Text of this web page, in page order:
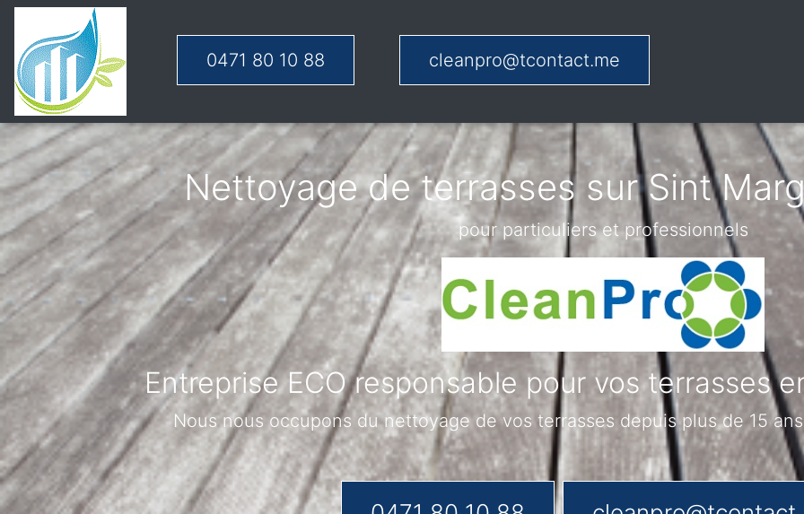
0471 80 10 88 cleanpro@tcontact.me
Nettoyage de terrasses sur Sint
pour particuliers et professionnels
Entreprise ECO responsable pour vos terrasses
Nous nous occupons du nettoyage de vos terrasses depuis plus de 15